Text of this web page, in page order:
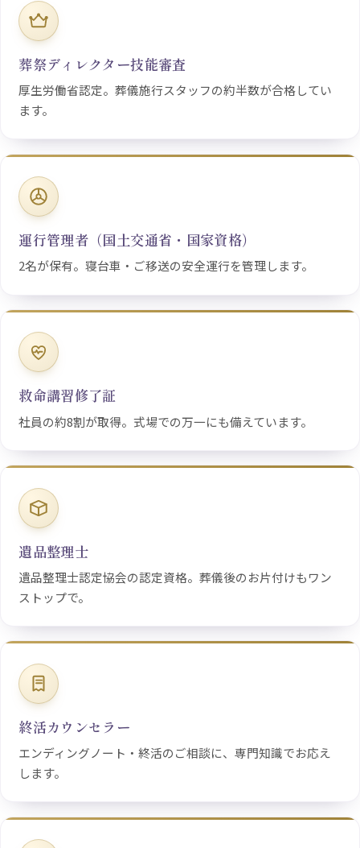
葬祭ディレクター技能審査
厚生労働省認定。葬儀施行スタッフの約半数が合格してい
ます。
運行管理者（国土交通省・国家資格）
2名が保有。寝台車・ご移送の安全運行を管理します。
救命講習修了証
社員の約8割が取得。式場での万一にも備えています。
遺品整理士
遺品整理士認定協会の認定資格。葬儀後のお片付けもワン
ストップで。
終活カウンセラー
エンディングノート・終活のご相談に、専門知識でお応え
します。